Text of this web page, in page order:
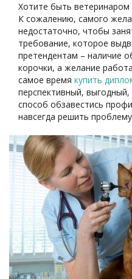
Хотите быть
К сожалению, самого
недостаточно, чтобы
требование, которое
претендентам – наличие
корочки, а желание
самое время купить
перспективный,
способ обзавестись
навсегда решить